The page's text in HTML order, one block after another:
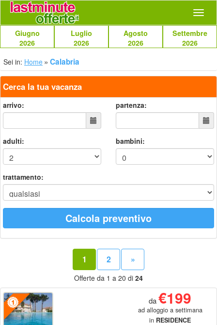
Giugno
2026
Luglio
2026
Agosto
2026
Settembre
2026
Sei in: Home Calabria
Cerca la tua vacanza
arrivo: partenza:
adulti: bambini:
trattamento:
Calcola preventivo
1 2 »
Offerte da 1 a 20 di 24
da€199
ad alloggio a settimana
in RESIDENCE